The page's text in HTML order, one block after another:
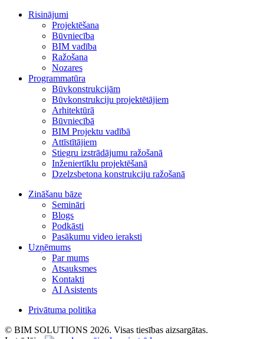
Risinājumi
Projektēšana
Būvniecība
BIM vadība
Ražošana
Nozares
Programmatūra
Būvkonstrukcijām
Būvkonstrukciju projektētājiem
Arhitektūrā
Būvniecībā
BIM Projektu vadībā
Attīstītājiem
Stiegru izstrādājumu ražošanā
Inženiertīklu projektēšanā
Dzelzsbetona konstrukciju ražošanā
Zināšanu bāze
Semināri
Blogs
Podkāsti
Pasākumu video ieraksti
Uzņēmums
Par mums
Atsauksmes
Kontakti
AI Asistents
Privātuma politika
© BIM SOLUTIONS 2026. Visas tiesības aizsargātas.